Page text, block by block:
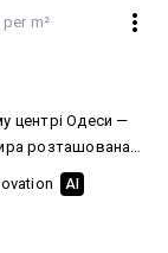
m²
центрі Одеси —
окрема
вікна, завдяки
також із вікном.
AI